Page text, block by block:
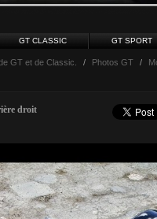
GT CLASSIC GT SPORT
GT et de Classic. / Photos GT /
droit